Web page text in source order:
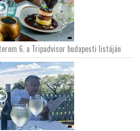
6. a Tripadvisor budapesti listáján